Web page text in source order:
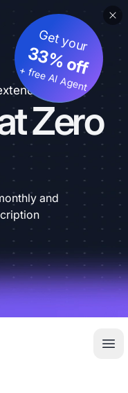
Zero
Get your
33% off
+ free AI Agent
and